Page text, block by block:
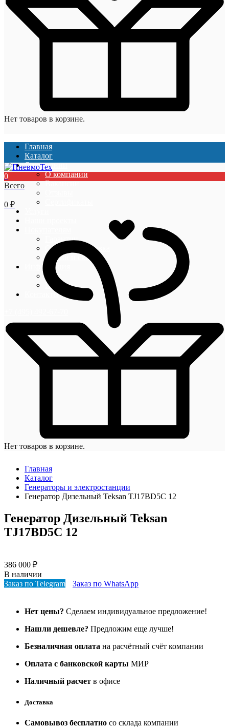
Нет товаров в корзине.
Главная
Каталог
О компании
О компании
Вакансии
Гарантии
Оплата и доставка
Акции и скидки
Информация
Блог
Новости
Контакты
0
Всего
0 ₽
Нет товаров в корзине.
Главная
Каталог
Генераторы и электростанции
Генератор Дизельный Teksan TJ17BD5C 12
Генератор Дизельный Teksan
TJ17BD5C 12
386 000 ₽
В наличии
Заказ по Telegram
Заказ по WhatsApp
Нет цены? Сделаем индивидуальное предложение!
Нашли дешевле? Предложим еще лучше!
Безналичная оплата на расчётный счёт компании
Оплата с банковской карты МИР
Наличный расчет в офисе
Доставка
Самовывоз бесплатно со склада компании